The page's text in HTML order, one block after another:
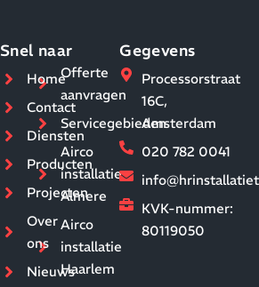
Snel naar
Offerte
aanvragen
Servicegebieden
Airco
installatie
Almere
Airco
installatie
Haarlem
Home
Contact
Diensten
Producten
Projecten
Over
ons
Nieuws
Gegevens
Processorstraat
16C,
Amsterdam
020 782 0041
KVK-nummer:
80119050